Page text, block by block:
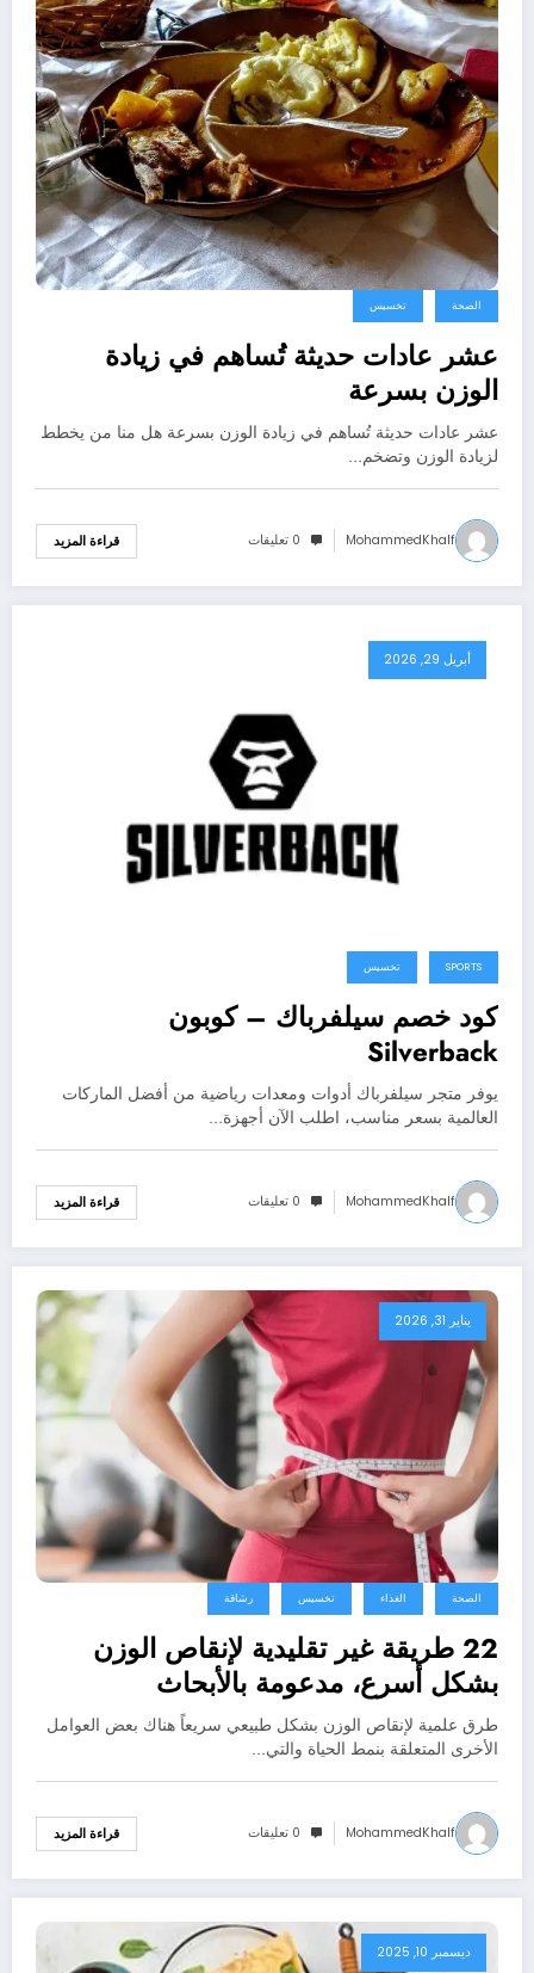
الصحة تخسيس
عشر عادات حديثة تُساهم في زيادة
الوزن بسرعة
عشر عادات حديثة تُساهم في زيادة الوزن بسرعة هل منا من يخطط
لزيادة الوزن وتضخم…
MohammedKhalf 0 تعليقات قراءة المزيد
أبريل 29, 2026
SPORTS تخسيس
كود خصم سيلفرباك – كوبون
Silverback
يوفر متجر سيلفرباك أدوات ومعدات رياضية من أفضل الماركات
العالمية بسعر مناسب، اطلب الآن أجهزة…
MohammedKhalf 0 تعليقات قراءة المزيد
يناير 31, 2026
الصحة الغذاء تخسيس رشاقة
22 طريقة غير تقليدية لإنقاص الوزن
بشكل أسرع، مدعومة بالأبحاث
طرق علمية لإنقاص الوزن بشكل طبيعي سريعاً هناك بعض العوامل
الأخرى المتعلقة بنمط الحياة والتي…
MohammedKhalf 0 تعليقات قراءة المزيد
ديسمبر 10, 2025